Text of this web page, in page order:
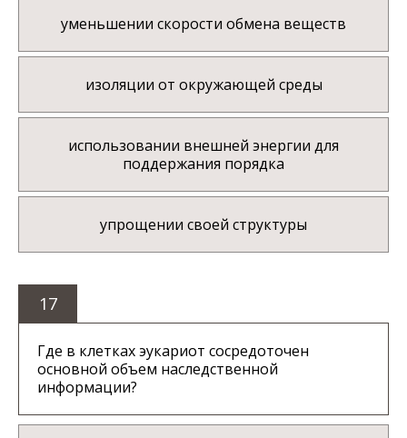
уменьшении скорости обмена веществ
изоляции от окружающей среды
использовании внешней энергии для
поддержания порядка
упрощении своей структуры
17
Где в клетках эукариот сосредоточен
основной объем наследственной
информации?